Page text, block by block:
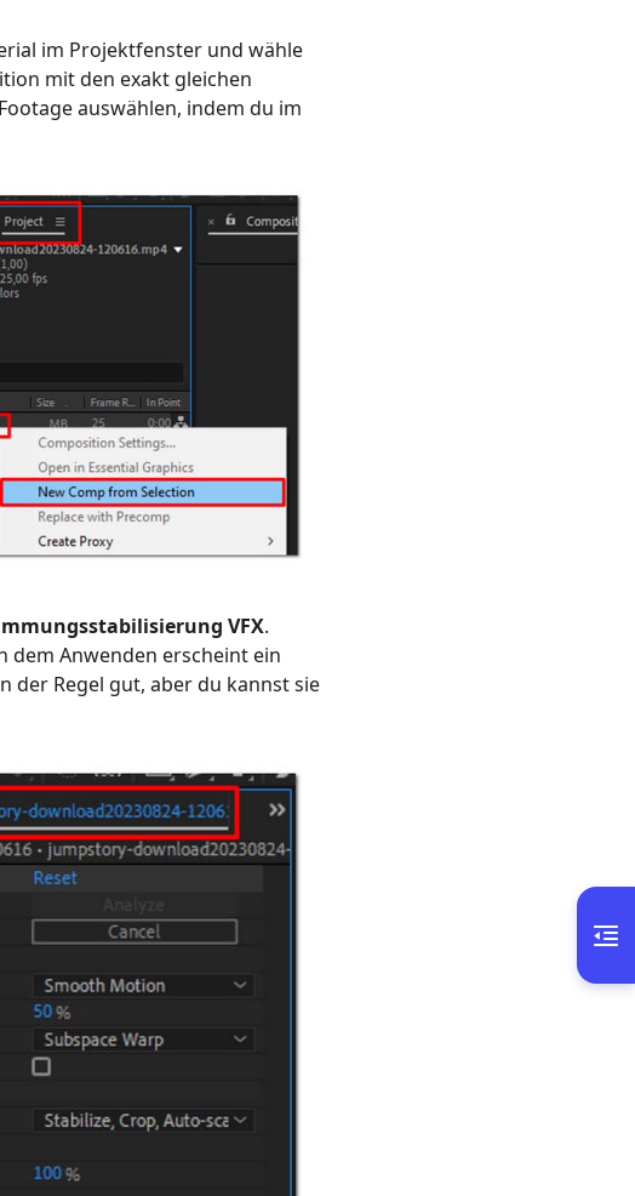
im Projektfenster und wähle
mit den exakt gleichen
auswählen, indem du im
VFX.
dem Anwenden erscheint ein
der Regel gut, aber du kannst sie